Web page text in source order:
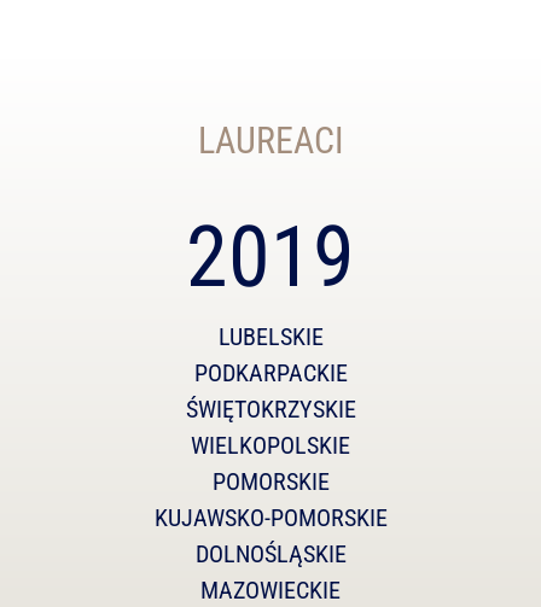
LAUREACI
2019
LUBELSKIE
PODKARPACKIE
ŚWIĘTOKRZYSKIE
WIELKOPOLSKIE
POMORSKIE
KUJAWSKO-POMORSKIE
DOLNOŚLĄSKIE
MAZOWIECKIE